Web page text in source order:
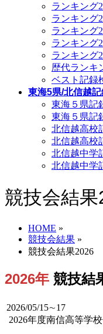
ランキング
ランキング
ランキング
ランキング
ランキング
歴代ランキ
ベスト記録
東海5県/北信越記
東海５県記
東海５県記
北信越高校
北信越高校
北信越中学
北信越中学
競技会結
HOME »
競技会結果 »
競技会結果2026
2026年 競技結
2026/05/15∼17
2026年度南信高等学